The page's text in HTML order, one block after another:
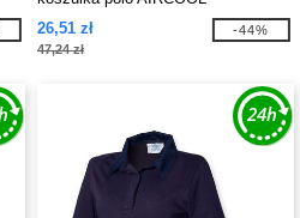
26,51 zł
47,24 zł
-44%